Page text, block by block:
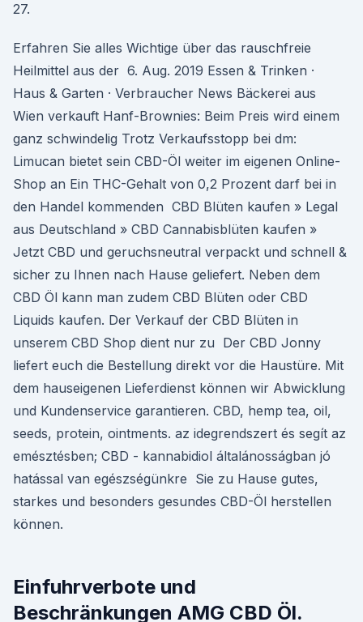
27.
Erfahren Sie alles Wichtige über das rauschfreie
Heilmittel aus der 6. Aug. 2019 Essen & Trinken ·
Haus & Garten · Verbraucher News Bäckerei aus
Wien verkauft Hanf-Brownies: Beim Preis wird einem
ganz schwindelig Trotz Verkaufsstopp bei dm:
Limucan bietet sein CBD-Öl weiter im eigenen Online-
Shop an Ein THC-Gehalt von 0,2 Prozent darf bei in
den Handel kommenden CBD Blüten kaufen » Legal
aus Deutschland » CBD Cannabisblüten kaufen »
Jetzt CBD und geruchsneutral verpackt und schnell &
sicher zu Ihnen nach Hause geliefert. Neben dem
CBD Öl kann man zudem CBD Blüten oder CBD
Liquids kaufen. Der Verkauf der CBD Blüten in
unserem CBD Shop dient nur zu Der CBD Jonny
liefert euch die Bestellung direkt vor die Haustüre. Mit
dem hauseigenen Lieferdienst können wir Abwicklung
und Kundenservice garantieren. CBD, hemp tea, oil,
seeds, protein, ointments. az idegrendszert és segít az
emésztésben; CBD - kannabidiol általánosságban jó
hatással van egészségünkre Sie zu Hause gutes,
starkes und besonders gesundes CBD-Öl herstellen
können.
Einfuhrverbote und
Beschränkungen AMG CBD Öl.